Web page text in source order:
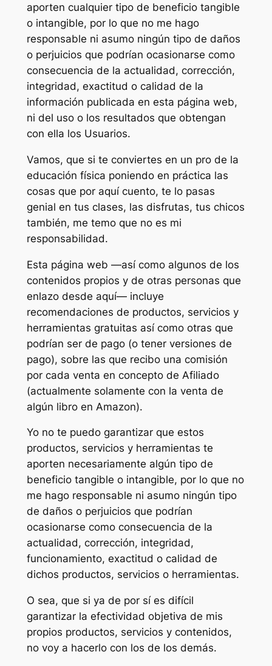
aporten cualquier tipo de beneficio tangible
o intangible, por lo que no me hago
responsable ni asumo ningún tipo de daños
o perjuicios que podrían ocasionarse como
consecuencia de la actualidad, corrección,
integridad, exactitud o calidad de la
información publicada en esta página web,
ni del uso o los resultados que obtengan
con ella los Usuarios.
Vamos, que si te conviertes en un pro de la
educación física poniendo en práctica las
cosas que por aquí cuento, te lo pasas
genial en tus clases, las disfrutas, tus chicos
también, me temo que no es mi
responsabilidad.
Esta página web —así como algunos de los
contenidos propios y de otras personas que
enlazo desde aquí— incluye
recomendaciones de productos, servicios y
herramientas gratuitas así como otras que
podrían ser de pago (o tener versiones de
pago), sobre las que recibo una comisión
por cada venta en concepto de Afiliado
(actualmente solamente con la venta de
algún libro en Amazon).
Yo no te puedo garantizar que estos
productos, servicios y herramientas te
aporten necesariamente algún tipo de
beneficio tangible o intangible, por lo que no
me hago responsable ni asumo ningún tipo
de daños o perjuicios que podrían
ocasionarse como consecuencia de la
actualidad, corrección, integridad,
funcionamiento, exactitud o calidad de
dichos productos, servicios o herramientas.
O sea, que si ya de por sí es difícil
garantizar la efectividad objetiva de mis
propios productos, servicios y contenidos,
no voy a hacerlo con los de los demás.